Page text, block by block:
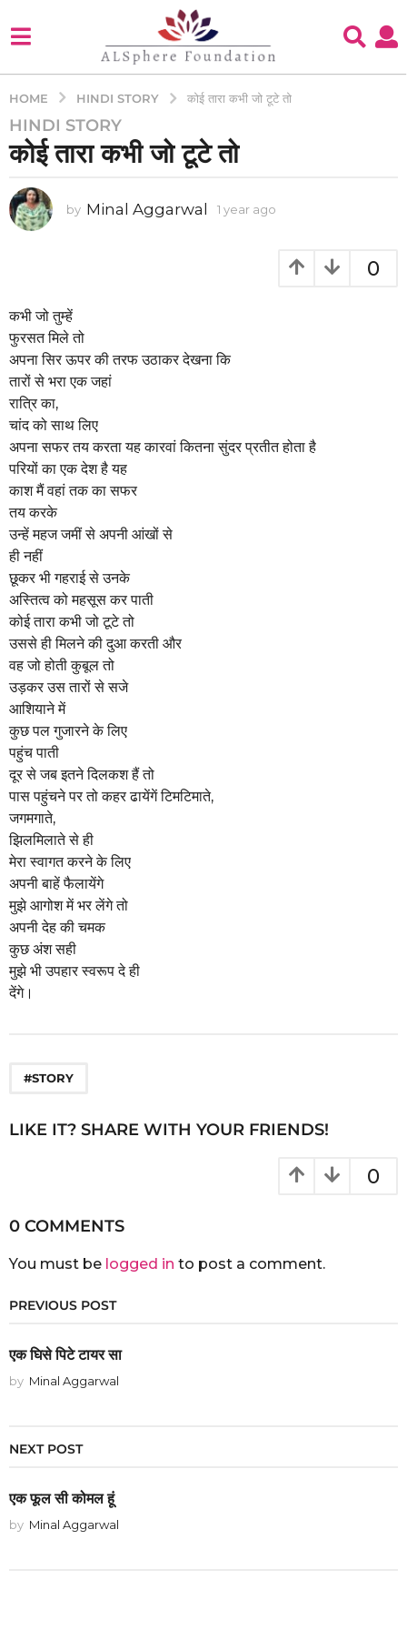
HOME HINDI STORY कोई तारा कभी जो टूटे तो
1
y
a
r
y
e
a
r
a
g
o
HINDI STORY
कोई तारा कभी जो टूटे तो
by Minal Aggarwal 1 year ago
0
कभी जो तुम्हें
फुरसत मिले तो
अपना सिर ऊपर की तरफ उठाकर देखना कि
तारों से भरा एक जहां
रात्रि का,
चांद को साथ लिए
अपना सफर तय करता यह कारवां कितना सुंदर प्रतीत होता है
परियों का एक देश है यह
काश मैं वहां तक का सफर
तय करके
उन्हें महज जमीं से अपनी आंखों से
ही नहीं
छूकर भी गहराई से उनके
अस्तित्व को महसूस कर पाती
कोई तारा कभी जो टूटे तो
उससे ही मिलने की दुआ करती और
वह जो होती कुबूल तो
उड़कर उस तारों से सजे
आशियाने में
कुछ पल गुजारने के लिए
पहुंच पाती
दूर से जब इतने दिलकश हैं तो
पास पहुंचने पर तो कहर ढायेंगें टिमटिमाते,
जगमगाते,
झिलमिलाते से ही
मेरा स्वागत करने के लिए
अपनी बाहें फैलायेंगे
मुझे आगोश में भर लेंगे तो
अपनी देह की चमक
कुछ अंश सही
मुझे भी उपहार स्वरूप दे ही
देंगे।
#STORY
LIKE IT? SHARE WITH YOUR FRIENDS!
0
0 COMMENTS
You must be logged in to post a comment.
PREVIOUS POST
एक घिसे पिटे टायर सा
by Minal Aggarwal
NEXT POST
एक फूल सी कोमल हूं
by Minal Aggarwal